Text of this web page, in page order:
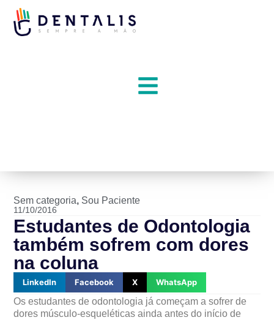
Sem categoria, Sou Paciente
11/10/2016
Estudantes de Odontologia
também sofrem com dores
na coluna
LinkedIn Facebook X WhatsApp
Os estudantes de odontologia já começam a sofrer de
dores músculo-esqueléticas ainda antes do início de